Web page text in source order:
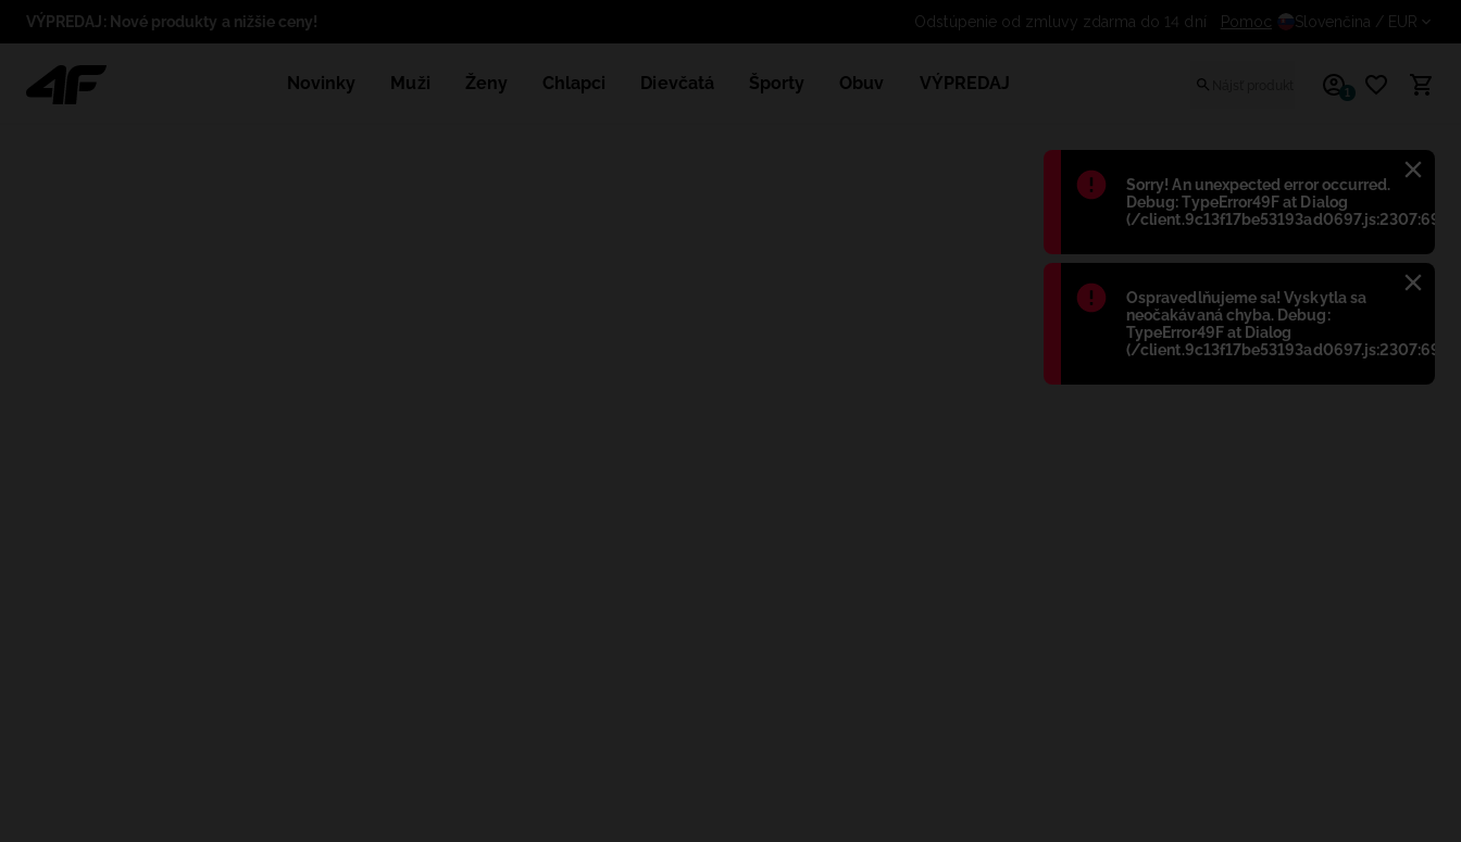
Błąd:
Sorry! An unexpected error occurred.
Debug: TypeError49F at Dialog
(/client.9c13f17be53193ad0697.js:2307:698)
Błąd:
Ospravedlňujeme sa! Vyskytla sa
neočakávaná chyba. Debug:
TypeError49F at Dialog
(/client.9c13f17be53193ad0697.js:2307:698)
VÝPREDAJ: Nové produkty a nižšie ceny! Odstúpenie od zmluvy zdarma do 14 dní
Pomoc Slovenčina / EUR
Novinky Muži Ženy Chlapci Dievčatá Športy Obuv VÝPREDAJ 1